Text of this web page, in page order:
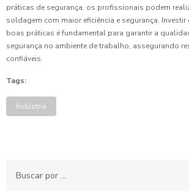
práticas de segurança, os profissionais podem
soldagem com maior eficiência e segurança. Investir
boas práticas é fundamental para garantir a
segurança no ambiente de trabalho, assegurando
confiáveis.
Tags:
Indústria